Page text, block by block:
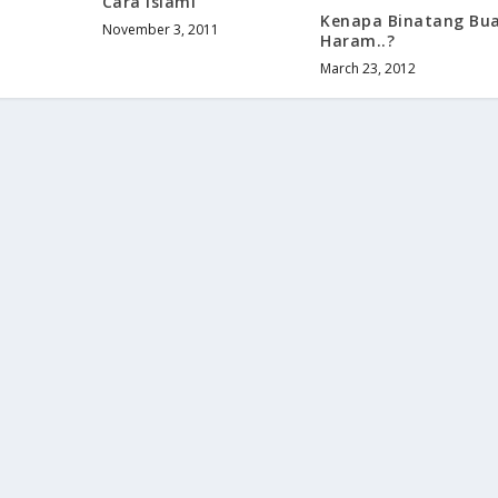
November 3, 2011
Kenapa Binatang
Haram..?
March 23, 2012